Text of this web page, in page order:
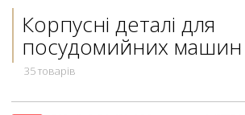
Корпусні деталі для
посудомийних машин
35 товарів